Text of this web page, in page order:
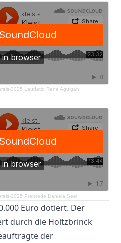
2025 Laudatio René Aguigah
2025 Preisrede Daniela Seel
Euro dotiert. Der
durch die Holtzbrinck
der